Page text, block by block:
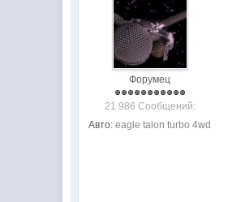
Форумец
21 986 Сообщений:
Авто: eagle talon turbo 4wd